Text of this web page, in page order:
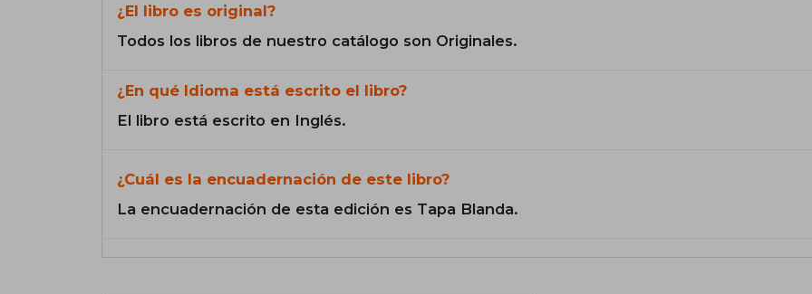
¿El libro es original?
Todos los libros de nuestro catálogo son Originales.
¿En qué Idioma está escrito el libro?
El libro está escrito en Inglés.
¿Cuál es la encuadernación de este libro?
La encuadernación de esta edición es Tapa Blanda.